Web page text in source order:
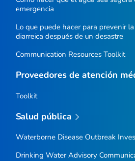
emergencia
Lo que puede hacer para prevenir
diarreica después de un desastre
Communication Resources Toolkit
Proveedores de atención
Toolkit
Salud pública
Waterborne Disease Outbreak
Drinking Water Advisory